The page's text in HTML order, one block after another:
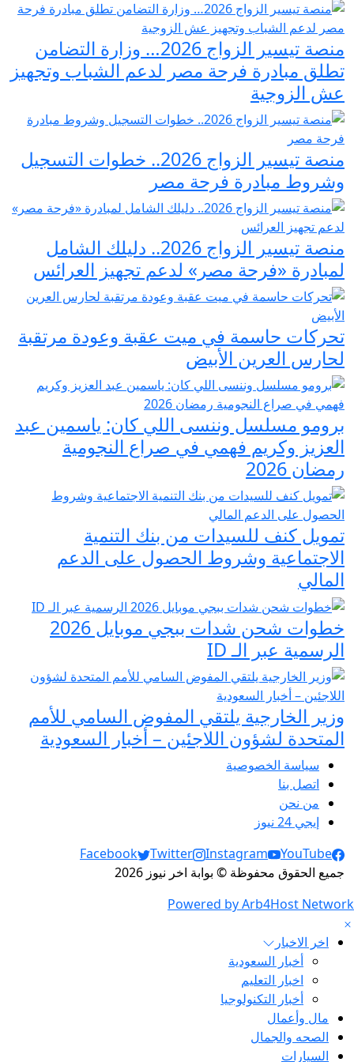
منصة تيسير الزواج 2026… وزارة التضامن
تطلق مبادرة فرحة مصر لدعم الشباب وتجهيز
عش الزوجية
منصة تيسير الزواج 2026.. خطوات التسجيل
وشروط مبادرة فرحة مصر
منصة تيسير الزواج 2026.. دليلك الشامل
لمبادرة «فرحة مصر» لدعم تجهيز العرائس
تحركات حاسمة في ميت عقبة وعودة مرتقبة
لحارس العرين الأبيض
برومو مسلسل وننسى اللي كان: ياسمين عبد
العزيز وكريم فهمي في صراع النجومية
رمضان 2026
تمويل كنف للسيدات من بنك التنمية
الاجتماعية وشروط الحصول على الدعم
المالي
خطوات شحن شدات ببجي موبايل 2026
الرسمية عبر الـ ID
وزير الخارجية يلتقي المفوض السامي للأمم
المتحدة لشؤون اللاجئين – أخبار السعودية
سياسة الخصوصية
اتصل بنا
من نحن
إيجي 24 نيوز
Social Links
Facebook Twitter Instagram
YouTube
جميع الحقوق محفوظة © بوابة اخر نيوز 2026
Powered by Arb4Host Network
اخر الاخبار
أخبار السعودية
اخبار التعليم
أخبار التكنولوجيا
مال وأعمال
الصحه والجمال
السيارات